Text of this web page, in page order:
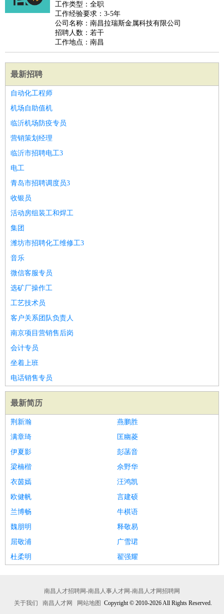
工作类型：全职
工作经验要求：3-5年
公司名称：南昌拉瑞斯金属科技有限公司
招聘人数：若干
工作地点：南昌
最新招聘
自动化工程师
机场自助值机
临沂机场防疫专员
营销策划经理
临沂市招聘电工3
电工
青岛市招聘调度员3
收银员
活动房组装工和焊工
集团
潍坊市招聘化工维修工3
音乐
微信客服专员
选矿厂操作工
工艺技术员
客户关系团队负责人
南京项目营销售后岗
会计专员
坐着上班
电话销售专员
最新简历
荆新瀚
燕鹏胜
满章琦
匡幽菱
伊夏影
彭菡音
梁楠楷
佘野华
衣茵嫣
汪鸿凯
欧健帆
言建硕
兰博畅
牛棋语
魏朋明
释敬易
屈敬浦
广雪珺
杜柔明
翟强耀
南昌人才招聘网-南昌人事人才网-南昌人才网招聘网
关于我们
南昌人才网 网站地图 Copyright © 2010-2026 All Rights Reserved.